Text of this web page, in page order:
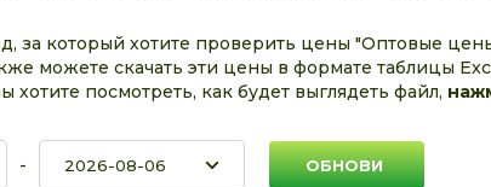
за который хотите проверить цены "Оптовые
можете скачать эти цены в формате таблицы
хотите посмотреть, как будет выглядеть файл,
-